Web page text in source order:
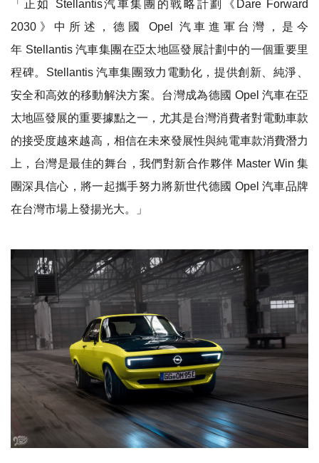
「正如 Stellantis汽車集團 的戰略計劃《 Dare Forward
2030 》中所述，德國 Opel 汽車進軍台灣，是今
年 Stellantis汽車集團在亞太地區發展計劃中的一個重要里
程碑。 Stellantis汽車集團致力電動化，提供創新、純淨、
安全和高效的移動解決方案。台灣成為德國 Opel汽車在亞
太地區發展的重要據點之一，尤其是台灣消費者對電動車款
的接受度越來越高，相信在未來發展性與純電車款消費潛力
上，台灣是最佳的舞台 ，我們對新合作夥伴 Master Win集
團深具信心，將一起攜手努力將新世代德國 Opel汽車品牌
在台灣市場上發揚光大。」